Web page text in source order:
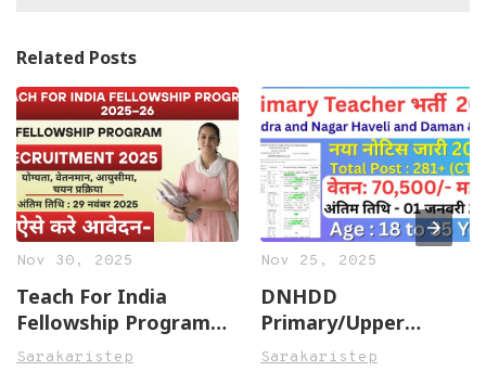
Related Posts
Nov 30, 2025
Teach For India
Fellowship Program
2025–26: संपूर्ण जानकारी,
Sarakaristep
Nov 25, 2025
DNHDD
Primary/Upper
Primary Teacher
Sarakaristep